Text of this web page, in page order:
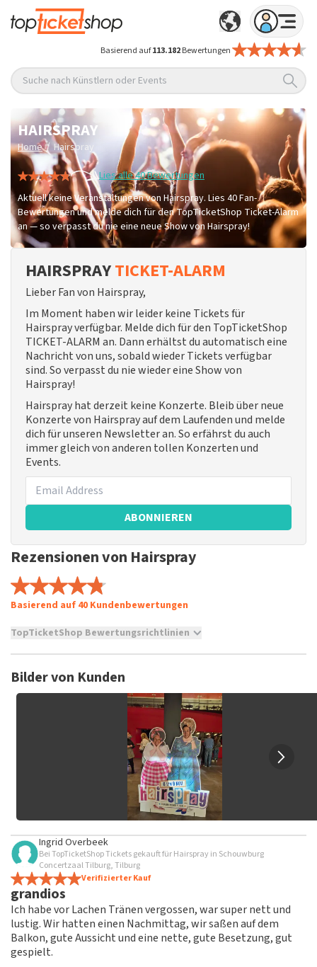
Basierend auf113.182Bewertungen
Suche nach Künstlern oder Events
HAIRSPRAY
Home / Hairspray
Lies alle 40 Bewertungen
Aktuell keine Veranstaltungen von Hairspray. Lies 40 Fan-
Bewertungen und melde dich für den TopTicketShop Ticket-Alarm
an — so verpasst du nie eine neue Show von Hairspray!
HAIRSPRAYTICKET-ALARM
Lieber Fan von Hairspray,
Im Moment haben wir leider keine Tickets für
Hairspray verfügbar. Melde dich für den TopTicketShop
TICKET-ALARM an. Dann erhältst du automatisch eine
Nachricht von uns, sobald wieder Tickets verfügbar
sind. So verpasst du nie wieder eine Show von
Hairspray!
Hairspray hat derzeit keine Konzerte. Bleib über neue
Konzerte von Hairspray auf dem Laufenden und melde
dich für unseren Newsletter an. So erfährst du auch
immer gleich von anderen tollen Konzerten und
Events.
ABONNIEREN
Rezensionen von Hairspray
Basierend auf 40 Kundenbewertungen
TopTicketShop Bewertungsrichtlinien
Es ist nicht möglich, eine Bewertung abzugeben, wenn du
beleidigender Sprache und/oder falschen Angaben werden
nicht veröffentlicht. Es kann einige Wochen dauern, bis eine
Bewertung veröffentlicht wird.
Bilder von Kunden
Ingrid Overbeek
Bei TopTicketShop Tickets gekauft für Hairspray in Schouwburg
Concertzaal Tilburg, Tilburg
Verifizierter Kauf
grandios
Ich habe vor Lachen Tränen vergossen, war super nett und
lustig. Wir hatten einen Nachmittag, wir saßen auf dem
Balkon, gute Aussicht und eine nette, gute Besetzung, gut
gespielt.